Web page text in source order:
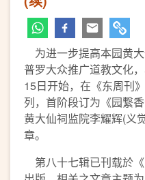
为进一步提高本园黄
普罗大众推广道教文化
15日开始，在《东周刊
列，首阶段订为《园繋
黄大仙祠监院李耀辉(义
章。
第八十七辑已刊载於